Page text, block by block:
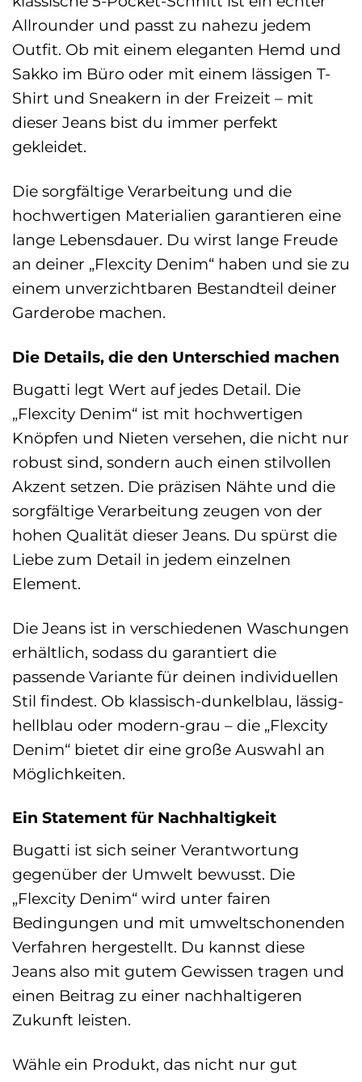
Allrounder und passt zu nahezu jedem
Outfit. Ob mit einem eleganten Hemd und
Sakko im Büro oder mit einem lässigen T-
Shirt und Sneakern in der Freizeit – mit
dieser Jeans bist du immer perfekt
gekleidet.
Die sorgfältige Verarbeitung und die
hochwertigen Materialien garantieren eine
lange Lebensdauer. Du wirst lange Freude
an deiner „Flexcity Denim“ haben und sie zu
einem unverzichtbaren Bestandteil deiner
Garderobe machen.
Die Details, die den Unterschied machen
Bugatti legt Wert auf jedes Detail. Die
„Flexcity Denim“ ist mit hochwertigen
Knöpfen und Nieten versehen, die nicht nur
robust sind, sondern auch einen stilvollen
Akzent setzen. Die präzisen Nähte und die
sorgfältige Verarbeitung zeugen von der
hohen Qualität dieser Jeans. Du spürst die
Liebe zum Detail in jedem einzelnen
Element.
Die Jeans ist in verschiedenen Waschungen
erhältlich, sodass du garantiert die
passende Variante für deinen individuellen
Stil findest. Ob klassisch-dunkelblau, lässig-
hellblau oder modern-grau – die „Flexcity
Denim“ bietet dir eine große Auswahl an
Möglichkeiten.
Ein Statement für Nachhaltigkeit
Bugatti ist sich seiner Verantwortung
gegenüber der Umwelt bewusst. Die
„Flexcity Denim“ wird unter fairen
Bedingungen und mit umweltschonenden
Verfahren hergestellt. Du kannst diese
Jeans also mit gutem Gewissen tragen und
einen Beitrag zu einer nachhaltigeren
Zukunft leisten.
Wähle ein Produkt, das nicht nur gut